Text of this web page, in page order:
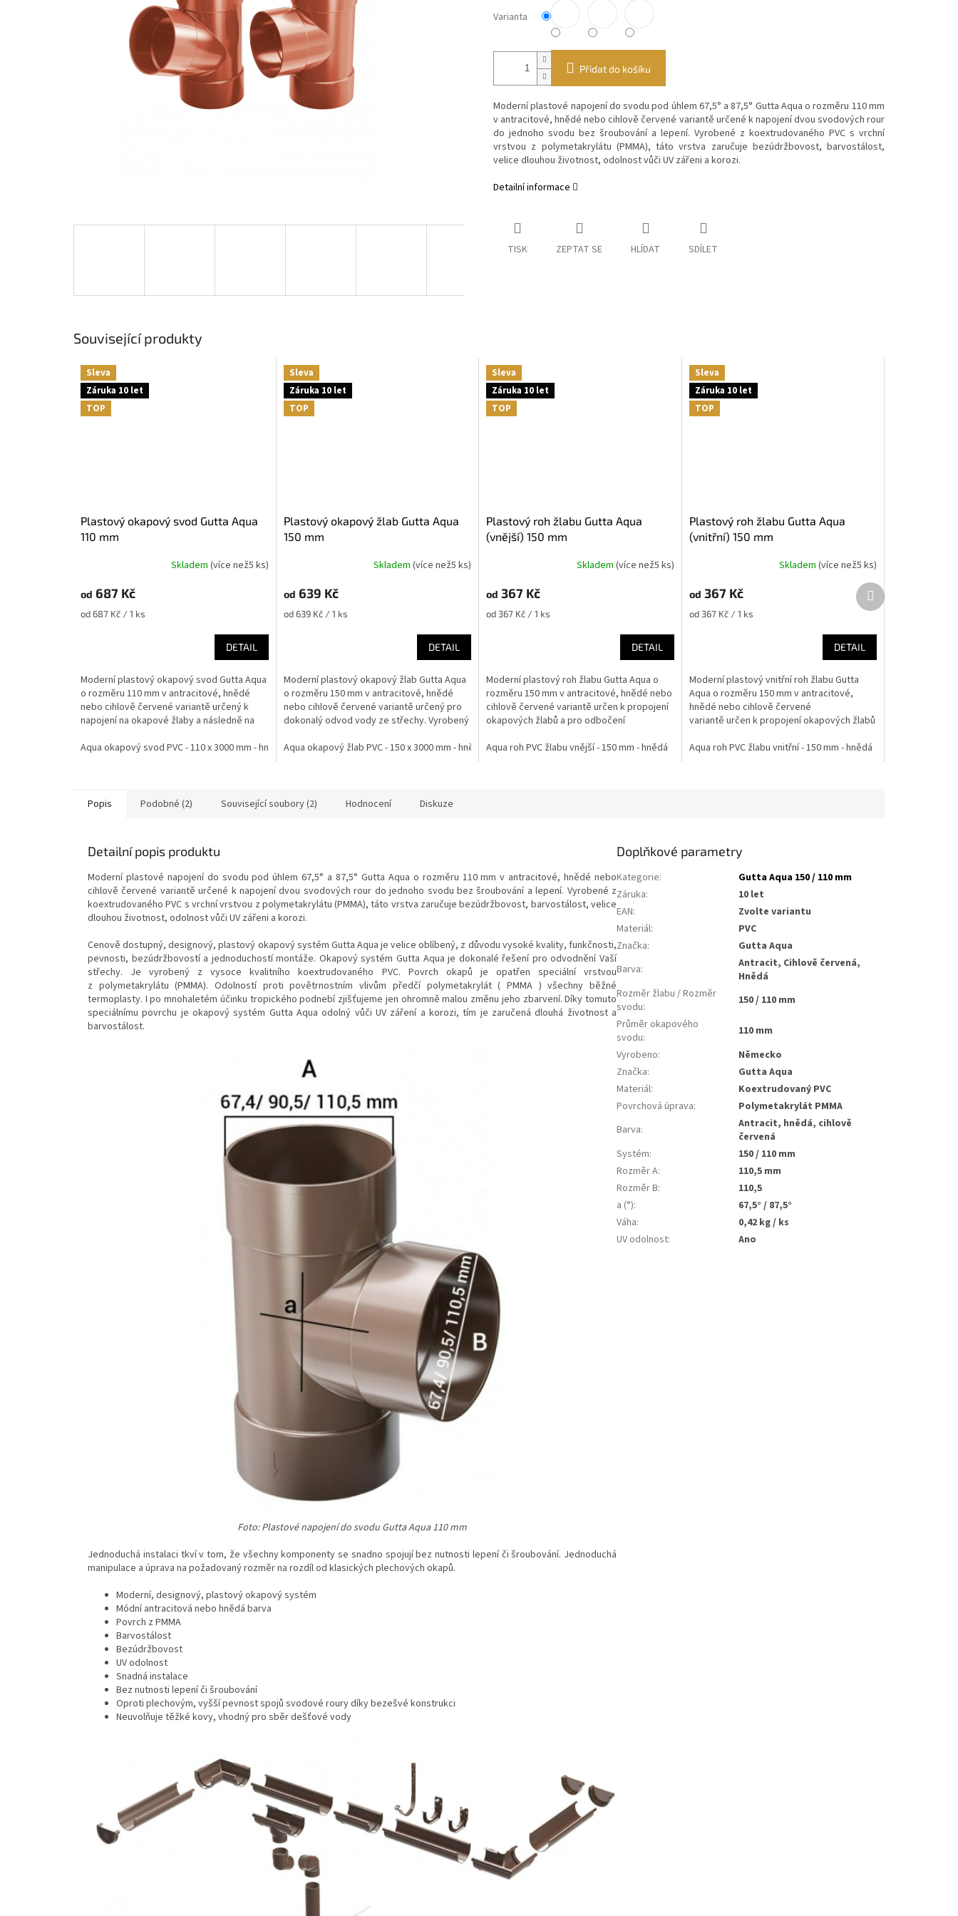
Varianta
Přidat do košíku
Moderní plastové napojení do svodu pod úhlem 67,5° a 87,5° Gutta Aqua o rozměru 110 mm
v antracitové, hnědé nebo cihlově červené variantě určené k napojení dvou svodových rour
do jednoho svodu bez šroubování a lepení. Vyrobené z koextrudovaného PVC s vrchní
vrstvou z polymetakrylátu (PMMA), táto vrstva zaručuje bezúdržbovost, barvostálost,
velice dlouhou životnost, odolnost vůči UV zářeni a korozi.
Detailní informace
TISK ZEPTAT SE HLÍDAT SDÍLET
Související produkty
Sleva
Záruka 10 let
TOP
Plastový okapový svod Gutta Aqua
110 mm
Skladem (více než5 ks)
od 687 Kč
Měrná
od 687 Kč / 1 ks
DETAIL
Moderní plastový okapový svod Gutta Aqua
o rozměru 110 mm v antracitové, hnědé
nebo cihlově červené variantě určený k
napojení na okapové žlaby a následně na
Aqua okapový svod PVC - 110 x 3000 mm - hnědá
Aqua okapový svod PVC - 110 x 4000 mm - hnědá Aqua okapový svod PVC - 110 x 3000 mm - antracit Aqua okapový svod PVC - 110 x 4000 mm - antracit
Sleva
Záruka 10 let
TOP
Plastový okapový žlab Gutta Aqua
150 mm
Skladem (více než5 ks)
od 639 Kč
Měrná
od 639 Kč / 1 ks
DETAIL
Moderní plastový okapový žlab Gutta Aqua
o rozměru 150 mm v antracitové, hnědé
nebo cihlově červené variantě určený pro
dokonalý odvod vody ze střechy. Vyrobený
Aqua okapový žlab PVC - 150 x 3000 mm - hnědá
Aqua okapový žlab PVC - 150 x 4000 mm - hnědá Aqua okapový žlab PVC - 150 x 3000 mm - antracit
Sleva
Záruka 10 let
TOP
Plastový roh žlabu Gutta Aqua
(vnější) 150 mm
Skladem (více než5 ks)
od 367 Kč
Měrná
od 367 Kč / 1 ks
DETAIL
Moderní plastový roh žlabu Gutta Aqua o
rozměru 150 mm v antracitové, hnědé nebo
cihlově červené variantě určen k propojení
okapových žlabů a pro odbočení
Aqua roh PVC žlabu vnější - 150 mm - hnědá
Aqua roh PVC žlabu vnější - 150 mm - antracit
Sleva
Záruka 10 let
TOP
Plastový roh žlabu Gutta Aqua
(vnitřní) 150 mm
Skladem (více než5 ks)
od 367 Kč
Měrná
od 367 Kč / 1 ks
DETAIL
Moderní plastový vnitřní roh žlabu Gutta
Aqua o rozměru 150 mm v antracitové,
hnědé nebo cihlově červené
variantě určen k propojení okapových žlabů
Aqua roh PVC žlabu vnitřní - 150 mm - hnědá
Další
produkt
Popis Podobné (2) Související soubory (2) Hodnocení Diskuze
Detailní popis produktu
Moderní plastové napojení do svodu pod úhlem 67,5° a 87,5° Gutta Aqua o rozměru 110 mm v antracitové, hnědé nebo
cihlově červené variantěurčené k napojení dvou svodových rour do jednoho svodu bez šroubování a lepení. Vyrobené z
koextrudovaného PVC s vrchní vrstvou z polymetakrylátu (PMMA), táto vrstva zaručuje bezúdržbovost, barvostálost, velice
dlouhou životnost, odolnost vůči UV zářeni a korozi.
Cenově dostupný, designový, plastový okapový systém Gutta Aqua je velice oblíbený, z důvodu vysoké kvality, funkčnosti,
pevnosti, bezúdržbovostí a jednoduchostí montáže. Okapový systém Gutta Aqua je dokonalé řešení pro odvodnění Vaší
střechy. Je vyrobený z vysoce kvalitního koextrudovaného PVC. Povrch okapů je opatřen speciální vrstvou
z polymetakrylátu (PMMA). Odolností proti povětrnostním vlivům předčí polymetakrylát ( PMMA ) všechny běžné
termoplasty. I po mnohaletém účinku tropického podnebí zjišťujeme jen ohromně malou změnu jeho zbarvení. Díky tomuto
speciálnímu povrchu je okapový systém Gutta Aqua odolný vůči UV záření a korozi, tím je zaručená dlouhá životnost a
barvostálost.
Foto: Plastové napojení do svodu Gutta Aqua 110 mm
Jednoduchá instalaci tkví v tom, že všechny komponenty se snadno spojují bez nutnosti lepení či šroubování. Jednoduchá
manipulace a úprava na požadovaný rozměr na rozdíl od klasických plechových okapů.
Moderní, designový, plastový okapový systém
Módní antracitová nebo hnědá barva
Povrch z PMMA
Barvostálost
Bezúdržbovost
UV odolnost
Snadná instalace
Bez nutnosti lepení či šroubování
Oproti plechovým, vyšší pevnost spojů svodové roury díky bezešvé konstrukci
Neuvolňuje těžké kovy, vhodný pro sběr dešťové vody
Doplňkové parametry
Kategorie:
Gutta Aqua 150 / 110 mm
Záruka:
10 let
EAN:
Zvolte variantu
Materiál:
PVC
Značka:
Gutta Aqua
Barva:
Antracit, Cihlově červená,
Hnědá
Rozměr žlabu / Rozměr
svodu:
150 / 110 mm
Průměr okapového
svodu:
110 mm
Vyrobeno:
Německo
Značka:
Gutta Aqua
Materiál:
koextrudovaný PVC
Povrchová úprava:
polymetakrylát PMMA
Barva:
antracit, hnědá, cihlově
červená
Systém:
150 / 110 mm
Rozměr A:
110,5 mm
Rozměr B:
110,5
a (°):
67,5° / 87,5°
Váha:
0,42 kg / ks
UV odolnost: ano